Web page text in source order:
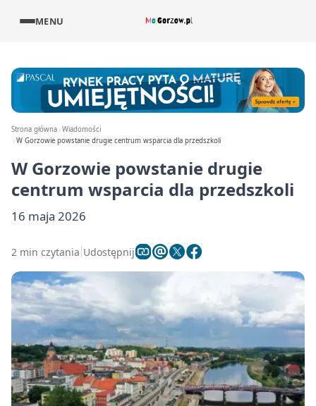
MENU
Strona główna Wiadomości
W Gorzowie powstanie drugie centrum wsparcia dla przedszkoli
W Gorzowie powstanie drugie
centrum wsparcia dla przedszkoli
16 maja 2026
2 min czytania Udostępnij